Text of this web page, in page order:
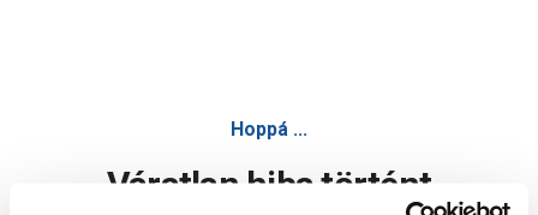
Hoppá ...
Váratlan hiba történt